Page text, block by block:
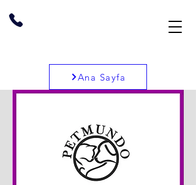
Ana Sayfa